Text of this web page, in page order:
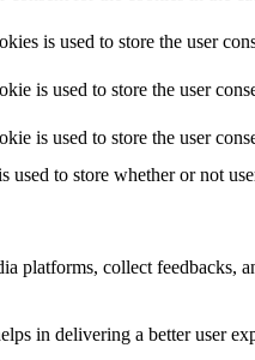
is used to store the user
is used to store the user
is used to store the user
to store whether or not
platforms, collect feedbacks,
in delivering a better user